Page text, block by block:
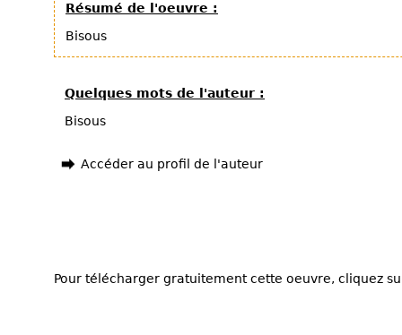
Résumé de l'oeuvre :
Bisous
Quelques mots de l'auteur :
Bisous
Accéder au profil de l'auteur
Pour télécharger gratuitement cette oeuvre, cliquez